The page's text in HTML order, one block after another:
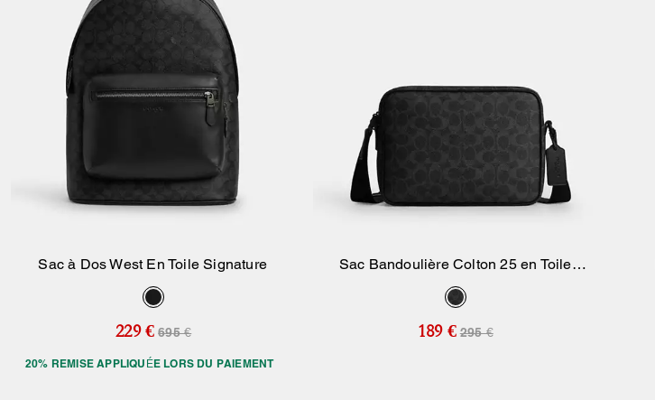
Ajouter Au Panier
Sac à Dos West En Toile Signature
229 € 695 €
20% REMISE APPLIQUÉE LORS DU PAIEMENT
Sac Bandoulière Colton 25 en Toile
Signature
189 € 295 €